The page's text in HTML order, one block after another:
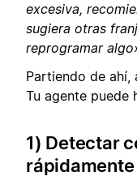
excesiva,
sugiera otras
reprogramar
Partiendo de
Tu agente puede
1) Detectar
rápidamente